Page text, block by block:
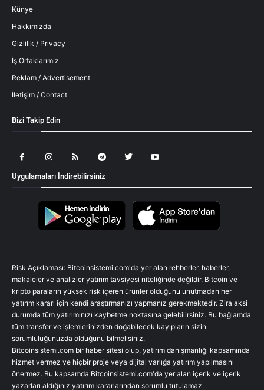
Künye
Hakkımızda
Gizlilik / Privacy
İş Ortaklarımız
Reklam / Advertisement
İletişim / Contact
Bizi Takip Edin
Uygulamaları İndirebilirsiniz
Risk Açıklaması: Bitcoinsistemi.com'da yer alan rehberler, haberler,
makaleler ve analizler yatırım tavsiyesi niteliğinde değildir. Bitcoin ve
kripto paraların yüksek risk içeren ürünler olduğunu unutmadan her
yatırım kararı için kendi araştırmanızı yapmanız gerekmektedir. Zira aksi
durumda tüm yatırımınızı kaybetme noktasına gelebilirsiniz. Bu bağlamda
tüm transfer ve işlemlerinizden doğabilecek kayıpların sizin
sorumluluğunuzda olduğunu bilmelisiniz.
Bitcoinsistemi.com bir haber sitesi olup, yatırım danışmanlığı kapsamında
hizmet vermez ve hiçbir proje veya dijital varlığa yatırım yapılmasını
önermez. Bu kapsamda Bitcoinsistemi.com'da yer alan içerik ve içerik
yazarları aldığınız yatırım kararlarından sorumlu tutulamaz.